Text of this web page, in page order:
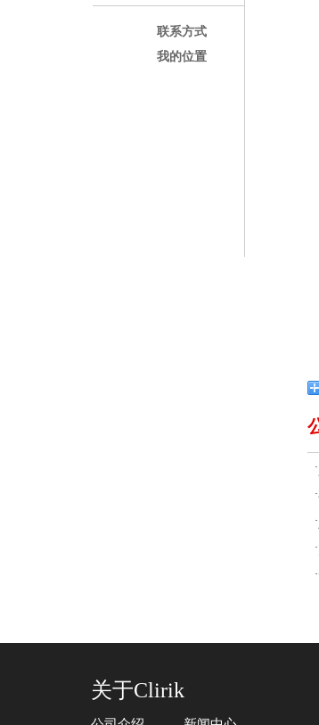
联系方式
我的位置
·
·
·
·
·
关于Clirik